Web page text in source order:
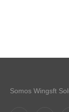
Somos Wingsft